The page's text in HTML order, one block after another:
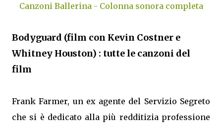
Canzoni Ballerina - Colonna sonora completa
Bodyguard (film con Kevin Costner e
Whitney Houston) : tutte le canzoni del
film
Frank Farmer, un ex agente del Servizio Segreto
che si è dedicato alla più redditizia professione